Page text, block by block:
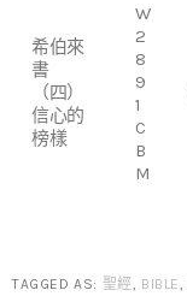
希伯來
書
（四）
信心的
榜樣
W
2
8
9
1
C
B
M
TAGGED AS: 聖經 BIBLE